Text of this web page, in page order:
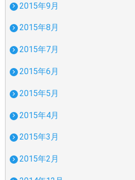
2015年9月
2015年8月
2015年7月
2015年6月
2015年5月
2015年4月
2015年3月
2015年2月